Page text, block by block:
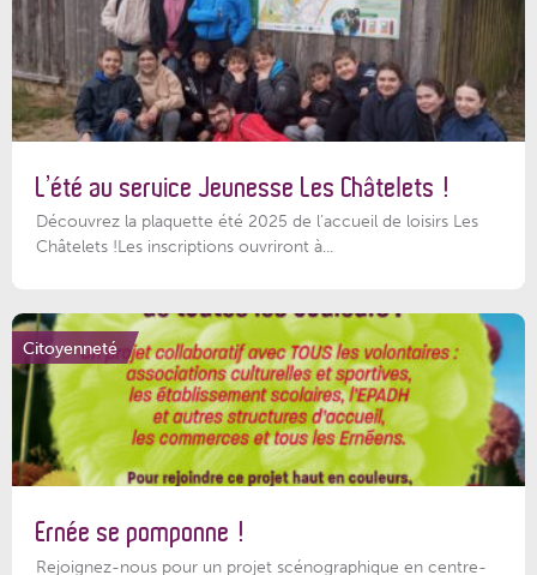
L’été au service Jeunesse Les Châtelets !
Découvrez la plaquette été 2025 de l’accueil de loisirs Les
Châtelets !Les inscriptions ouvriront à...
Citoyenneté
Ernée se pomponne !
Rejoignez-nous pour un projet scénographique en centre-